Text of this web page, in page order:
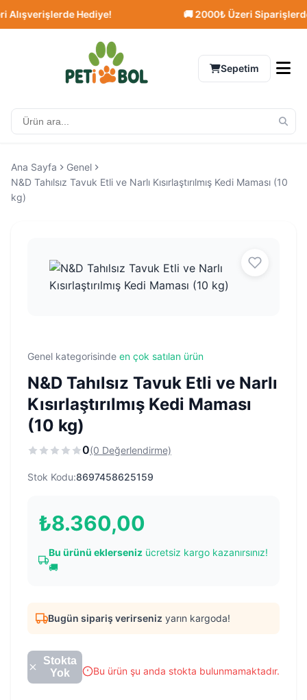
Hediye! 🚚 2000₺ Üzeri Siparişlerde
Sepetim
Ana Sayfa
Genel
N&D Tahılsız Tavuk Etli ve Narlı Kısırlaştırılmış Kedi Maması (10
kg)
Genel kategorisinde en çok satılan ürün
N&D Tahılsız Tavuk Etli ve Narlı
Kısırlaştırılmış Kedi Maması
(10 kg)
0(0 Değerlendirme)
Stok Kodu:8697458625159
₺8.360,00
Bu ürünü eklerseniz ücretsiz kargo kazanırsınız!
🚚
Bugün sipariş verirseniz yarın kargoda!
Stokta
Yok
Bu ürün şu anda stokta bulunmamaktadır.